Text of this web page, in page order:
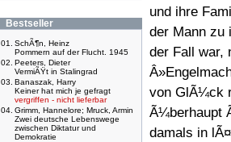
Bestseller
01.
SchÃ¶n, Heinz
Pommern auf der Flucht. 1945
02. Peeters, Dieter
VermiÃŸt in Stalingrad
03. Banaszak, Harry
Keiner hat mich je gefragt
vergriffen - nicht lieferbar
04. Grimm, Hannelore; Mruck, Armin
Zwei deutsche Lebenswege
zwischen Diktatur und
Demokratie
und ihre
der Mann zu
der Fall war,
von GlÃ¼ck
Ã¼berhaupt
damals in